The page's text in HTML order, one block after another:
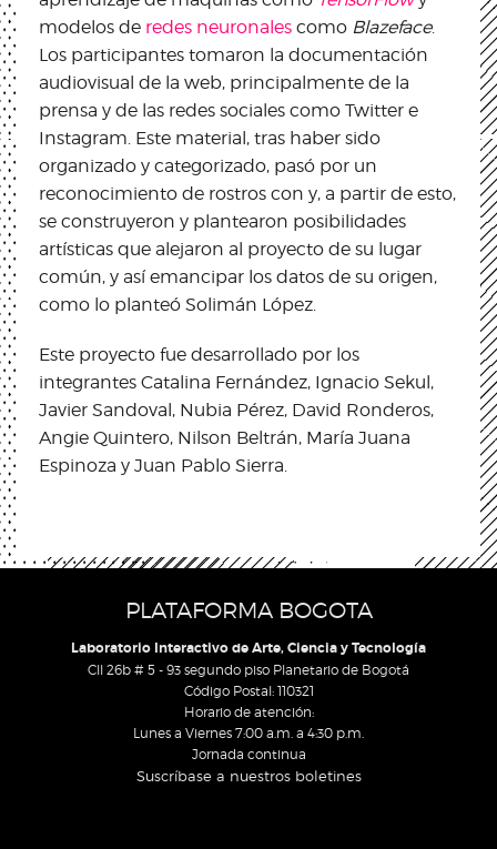
modelos de redes neuronales como Blazeface.
Los participantes tomaron la documentación
audiovisual de la web, principalmente de la
prensa y de las redes sociales como Twitter e
Instagram. Este material, tras haber sido
organizado y categorizado, pasó por un
reconocimiento de rostros con y, a partir de esto,
se construyeron y plantearon posibilidades
artísticas que alejaron al proyecto de su lugar
común, y así emancipar los datos de su origen,
como lo planteó Solimán López.
Este proyecto fue desarrollado por los
integrantes Catalina Fernández, Ignacio Sekul,
Javier Sandoval, Nubia Pérez, David Ronderos,
Angie Quintero, Nilson Beltrán, María Juana
Espinoza y Juan Pablo Sierra.
PLATAFORMA BOGOTA
Laboratorio Interactivo de Arte, Ciencia y Tecnología
Cll 26b # 5 - 93 segundo piso Planetario de Bogotá
Código Postal: 110321
Horario de atención:
Lunes a Viernes 7:00 a.m. a 4:30 p.m.
Jornada continua
Suscríbase a nuestros boletines